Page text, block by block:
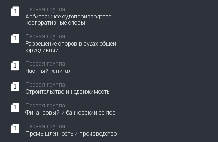
Первая группа
Арбитражное судопроизводство:
корпоративные споры
Первая группа
Разрешение споров в судах общей
юрисдикции
Первая группа
Частный капитал
Первая группа
Строительство и недвижимость
Первая группа
Финансовый и банковский сектор
Первая группа
Промышленность и производство